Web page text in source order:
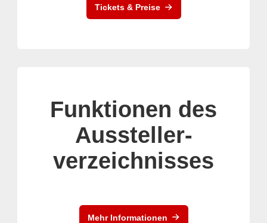
Tickets & Preise
Funktionen des
Aussteller-
verzeichnisses
Mehr Informationen